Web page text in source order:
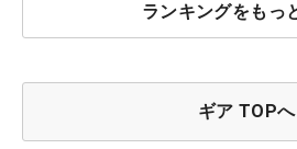
ランキングをもっ
ギア TOPへ